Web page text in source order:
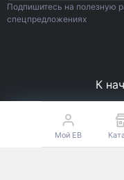
Подпишитесь на полезную
спецпредложениях
К
© Все права защищены.
Спортивное питание с
Мой EB